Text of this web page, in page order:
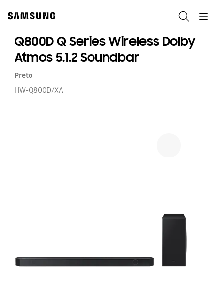
content
accessibility
Q800D Q Series Wireless Dolby
Atmos 5.1.2 Soundbar
Preto
HW-Q800D/XA